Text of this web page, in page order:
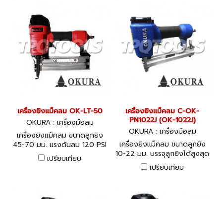
เครื่องยิงแม็คลม OK-LT-50
OKURA : เครื่องมือลม
เครื่องยิงแม็คลม ขนาดลูกยิง
45-70 มม. แรงดันลม 120 PSI
อัตราการใช้ลม 5.72 L ขนาด
สายลม 3/8"
เปรียบเทียบ
เครื่องยิงแม็คลม C-OK-
PN1022J (OK-1022J)
OKURA : เครื่องมือลม
เครื่องยิงแม็คลม ขนาดลูกยิง
10-22 มม. บรรจุลูกยิงได้สูงสุด
100 ลูก ขนาดสายลม 3/8" แรง
ดันลมสูงสุด 120 PSI
เปรียบเทียบ